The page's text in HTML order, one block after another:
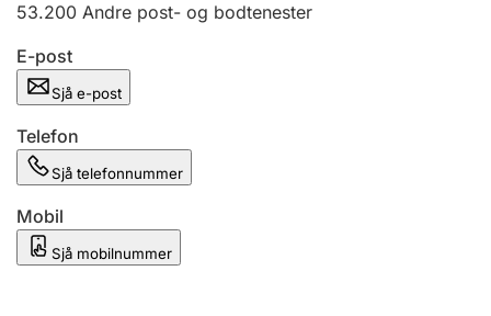
53.200 Andre post- og bodtenester
E-post
Sjå e-post
Telefon
Sjå telefonnummer
Mobil
Sjå mobilnummer